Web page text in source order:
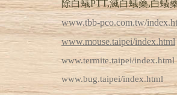
除白蟻PTT,滅白蟻藥,白蟻
www.tbb-pco.com.tw/
www.mouse.taipei/index.html
www.termite.taipei/index.html
www.bug.taipei/index.html